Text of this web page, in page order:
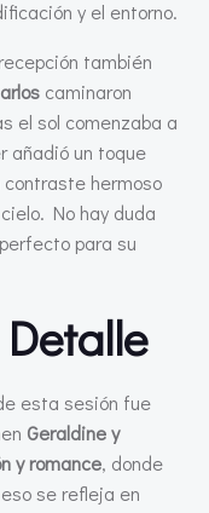
y el entorno.
también
caminaron
el sol comenzaba a
añadió un toque
hermoso
No hay duda
para su
esta sesión fue
Geraldine y
y romance, donde
se refleja en